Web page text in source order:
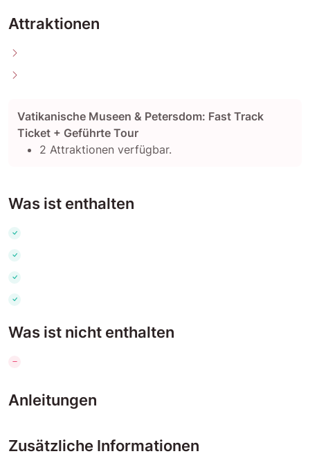
Attraktionen
Vatikanische Museen & Petersdom: Fast Track
Ticket + Geführte Tour
2 Attraktionen verfügbar.
Was ist enthalten
Was ist nicht enthalten
Anleitungen
Zusätzliche Informationen